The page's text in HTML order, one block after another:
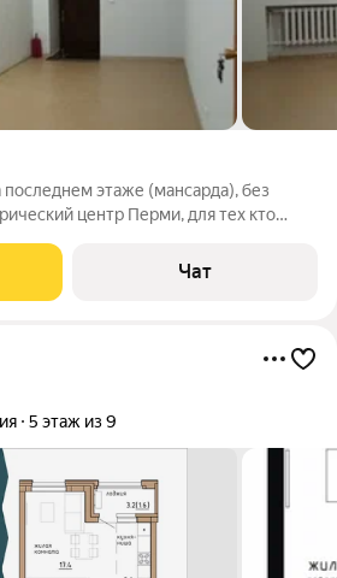
этаже (мансарда), без
центр Перми, для тех кто
фото). В зале 2 окна, потолок 3,75м;
Чат
5 этаж из 9